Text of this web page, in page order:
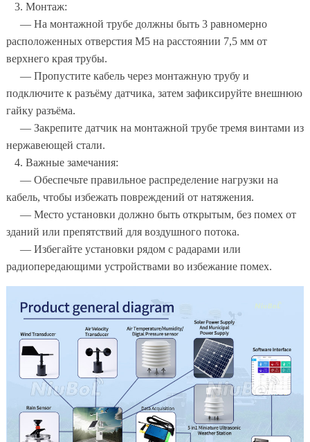
3. Монтаж:
— На монтажной трубе должны быть 3 равномерно
расположенных отверстия M5 на расстоянии 7,5 мм от
верхнего края трубы.
— Пропустите кабель через монтажную трубу и
подключите к разъёму датчика, затем зафиксируйте внешнюю
гайку разъёма.
— Закрепите датчик на монтажной трубе тремя винтами из
нержавеющей стали.
4. Важные замечания:
— Обеспечьте правильное распределение нагрузки на
кабель, чтобы избежать повреждений от натяжения.
— Место установки должно быть открытым, без помех от
зданий или препятствий для воздушного потока.
— Избегайте установки рядом с радарами или
радиопередающими устройствами во избежание помех.